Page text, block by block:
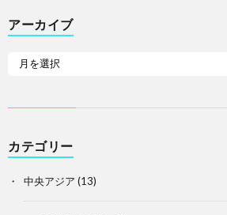
アーカイブ
カテゴリー
中央アジア (13)